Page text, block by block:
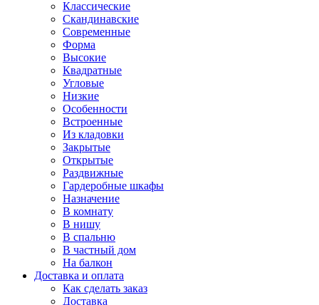
Классические
Скандинавские
Современные
Форма
Высокие
Квадратные
Угловые
Низкие
Особенности
Встроенные
Из кладовки
Закрытые
Открытые
Раздвижные
Гардеробные шкафы
Назначение
В комнату
В нишу
В спальню
В частный дом
На балкон
Доставка и оплата
Как сделать заказ
Доставка